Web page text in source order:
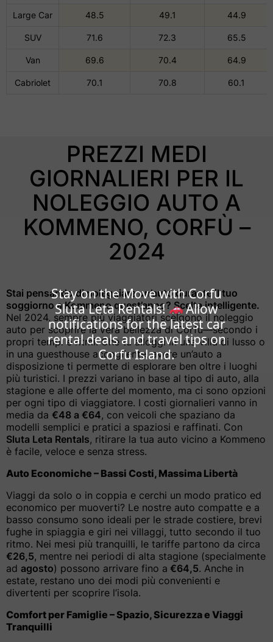
Stay on the Move with Corfu
Sluta Leta Rentals!
Allow
notifications for the latest car
rental deals and travel tips on
Corfu Island.
Large Car 48.5 49.1 44.9
SUV 71.6 72.3 65.5
Van 69.6 70.4 64.9
Cabriolet 70.1 70.8 60.1
PREZZI MEDI
GIORNALIERI PER IL
NOLEGGIO AUTO A
KOMMENO, CORFÙ –
2024
Stai pensando di noleggiare un’auto durante il tuo
soggiorno a Kommeno quest’anno? Scelta intelligente.
Nel 2024, sempre più viaggiatori scelgono il noleggio
auto per scoprire la vera bellezza di Corfù—secondo i
propri tempi e ritmi. Che tu alloggi in una villa di lusso o
in una guesthouse accogliente, avere un’auto a
disposizione ti permette di esplorare ben oltre i luoghi
più turistici. I prezzi variano in base al tipo di auto, alla
stagione e alle offerte del momento, ma ci sono opzioni
per ogni tipo di viaggiatore. I costi giornalieri vanno in
media da €48 a €64, con veicoli che spaziano da
modelli semplici e pratici a spaziosi e raffinati. Con
Sluta Leta Rentals, ritirare la tua auto vicino a Kommeno
è facile, veloce e senza stress.
Auto Economiche – Bassi Costi, Massima Libertà
Viaggi da solo o in coppia e cerchi un modo pratico ed
economico per muoverti? Le nostre auto compatte e a
basso consumo sono ideali per le strade costiere, brevi
fughe in spiaggia e giri nei villaggi, tutto secondo il tuo
ritmo. Nei mesi più tranquilli, le tariffe partono da circa
€26,5, mentre nei periodi di alta stagione (specialmente
ad agosto) possono arrivare fino a €64,5. Anche in
estate, restano uno dei modi più convenienti e
divertenti per scoprire l’isola.
Comfort per Famiglie – Spazio, Sicurezza e Viaggi
Tranquilli